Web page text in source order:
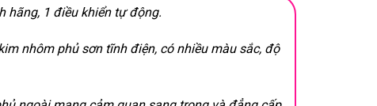
hãng, 1 điều khiển tự động.
nhôm phủ sơn tĩnh điện, có nhiều màu sắc, độ